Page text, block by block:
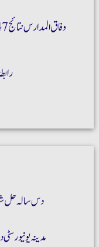
وفاق المدارس نتائج 1447ھ 2026 آن لائن چیک کرنے کا طریقہ
رابطۃ
دس سالہ حل
مدینہ یونیورسٹی